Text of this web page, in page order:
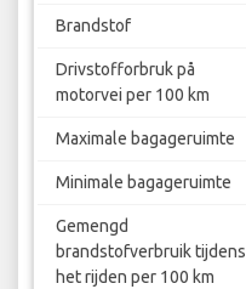
Brandstof
Drivstofforbruk på
motorvei per 100 km
Maximale bagageruimte
Minimale bagageruimte
Gemengd
brandstofverbruik tijdens
het rijden per 100 km